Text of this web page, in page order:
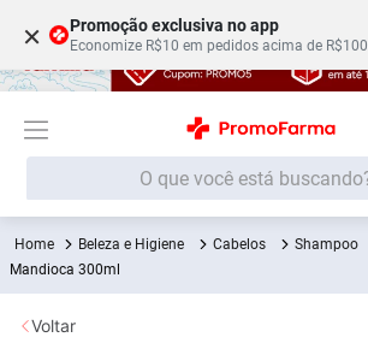
× Promoção exclusiva no app
Economize R$10 em pedidos acima de R$100
O que você está buscando?
Beleza e Higiene Cabelos Shampoo
Mandioca 300ml
Voltar
Termos mais buscados
1º Fralda
2